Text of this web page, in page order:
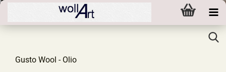
Gusto Wool - Olio